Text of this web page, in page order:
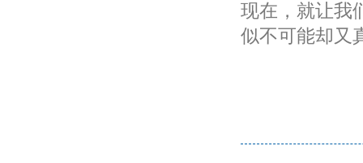
现在，就让我
似不可能却又